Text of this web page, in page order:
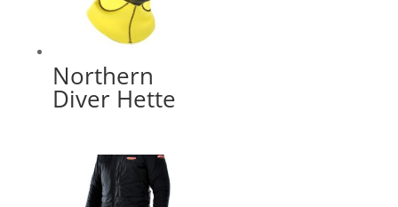
Northern
Diver Hette